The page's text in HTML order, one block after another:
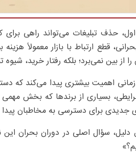
اول، حذف تبلیغات می‌تواند راهی
قطع ارتباط با بازار معمولاً
از بین نمی‌برد؛ بلکه رفتار خرید،
اهمیت بیشتری پیدا می‌کند که
بسیاری از برندها که بخش مهمی
جدیدی برای دسترسی به مخاطبان پیدا
دلیل، سؤال اصلی در دوران بحران